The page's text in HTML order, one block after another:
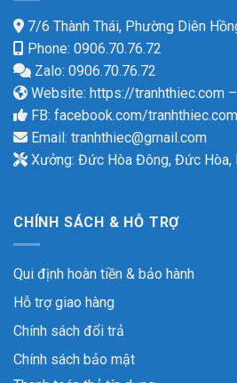
7/6 Thành Thái, Phường Diên
Phone: 0906.70.76.72
Zalo: 0906.70.76.72
Website: https://tranhthiec.com –
FB: facebook.com/tranhthiec.com
Email: tranhthiec@gmail.com
Xưởng: Đức Hòa Đông, Đức Hòa,
CHÍNH SÁCH & HỖ TRỢ
Qui định hoàn tiền & bảo hành
Hỗ trợ giao hàng
Chính sách đổi trả
Chính sách bảo mật